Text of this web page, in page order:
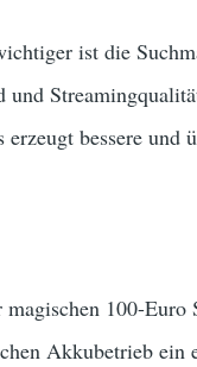
ist die
und
bessere und
100-
Akkubetrieb ein